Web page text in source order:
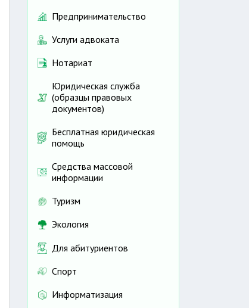
Предпринимательство
Услуги адвоката
Нотариат
Юридическая служба
(образцы правовых
документов)
Бесплатная юридическая
помощь
Средства массовой
информации
Туризм
Экология
Для абитуриентов
Спорт
Информатизация